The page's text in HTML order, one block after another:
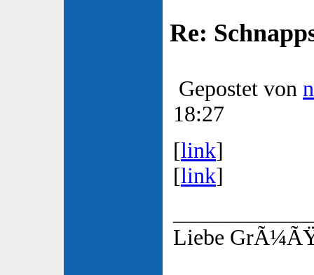
Re:
Gepostet von
18:27
[link]
[link]
Liebe